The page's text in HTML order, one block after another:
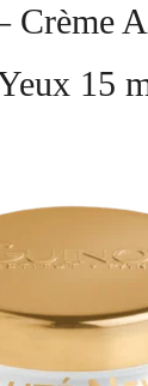
Crème
15